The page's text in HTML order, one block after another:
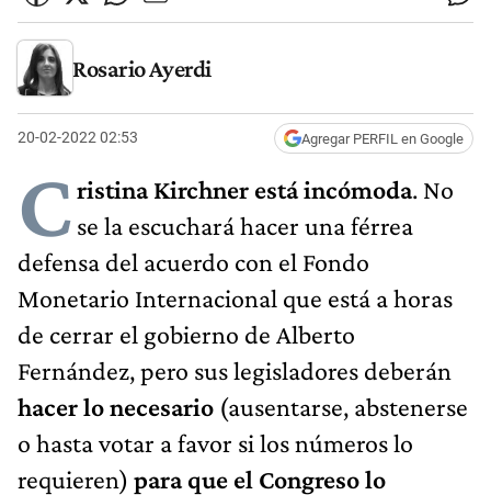
Rosario Ayerdi
20-02-2022 02:53 Agregar PERFIL en Google
Cristina Kirchner está incómoda. No
se la escuchará hacer una férrea
defensa del acuerdo con el Fondo
Monetario Internacional que está a horas
de cerrar el gobierno de Alberto
Fernández, pero sus legisladores deberán
hacer lo necesario (ausentarse, abstenerse
o hasta votar a favor si los números lo
requieren) para que el Congreso lo